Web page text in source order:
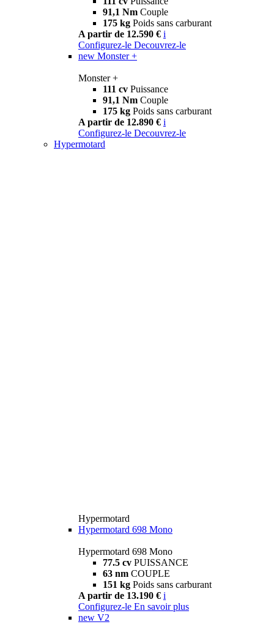
91,1 Nm Couple
175 kg Poids sans carburant
A partir de 12.590 € i
Configurez-le Decouvrez-le
new Monster +
Monster +
111 cv Puissance
91,1 Nm Couple
175 kg Poids sans carburant
A partir de 12.890 € i
Configurez-le Decouvrez-le
Hypermotard
Hypermotard
Hypermotard 698 Mono
Hypermotard 698 Mono
77.5 cv PUISSANCE
63 nm COUPLE
151 kg Poids sans carburant
A partir de 13.190 € i
Configurez-le En savoir plus
new V2